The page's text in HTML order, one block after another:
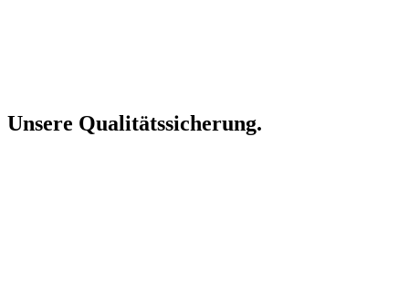
Unsere Qualitätssicherung.